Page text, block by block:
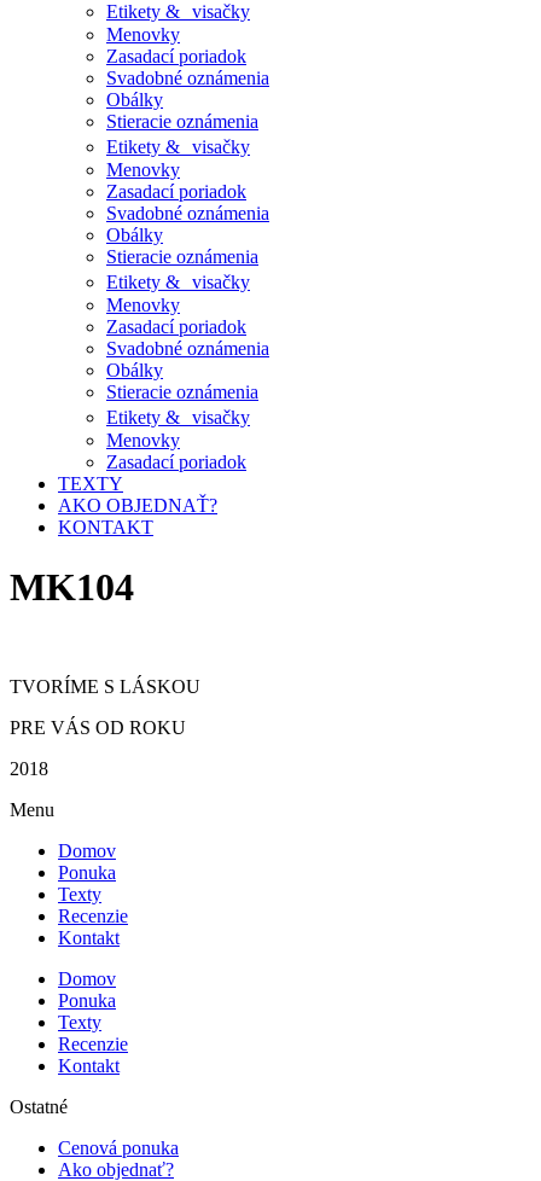
Etikety & visačky
Menovky
Zasadací poriadok
Svadobné oznámenia
Obálky
Stieracie oznámenia
Etikety & visačky
Menovky
Zasadací poriadok
Svadobné oznámenia
Obálky
Stieracie oznámenia
Etikety & visačky
Menovky
Zasadací poriadok
Svadobné oznámenia
Obálky
Stieracie oznámenia
Etikety & visačky
Menovky
Zasadací poriadok
TEXTY
AKO OBJEDNAŤ?
KONTAKT
MK104
TVORÍME S LÁSKOU
PRE VÁS OD ROKU
2018
Menu
Domov
Ponuka
Texty
Recenzie
Kontakt
Domov
Ponuka
Texty
Recenzie
Kontakt
Ostatné
Cenová ponuka
Ako objednať?